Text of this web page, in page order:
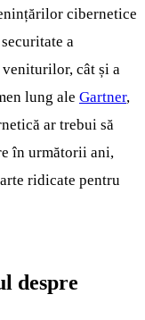
cibernetice
a
veniturilor, cât și a
lung ale Gartner,
ar trebui să
în următorii ani,
ridicate pentru
despre